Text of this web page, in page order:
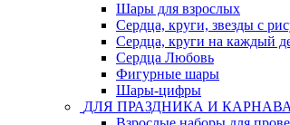
Шары для взрослых
Сердца, круги, звезды с
Сердца, круги на каждый
Сердца Любовь
Фигурные шары
Шары-цифры
ДЛЯ ПРАЗДНИКА И